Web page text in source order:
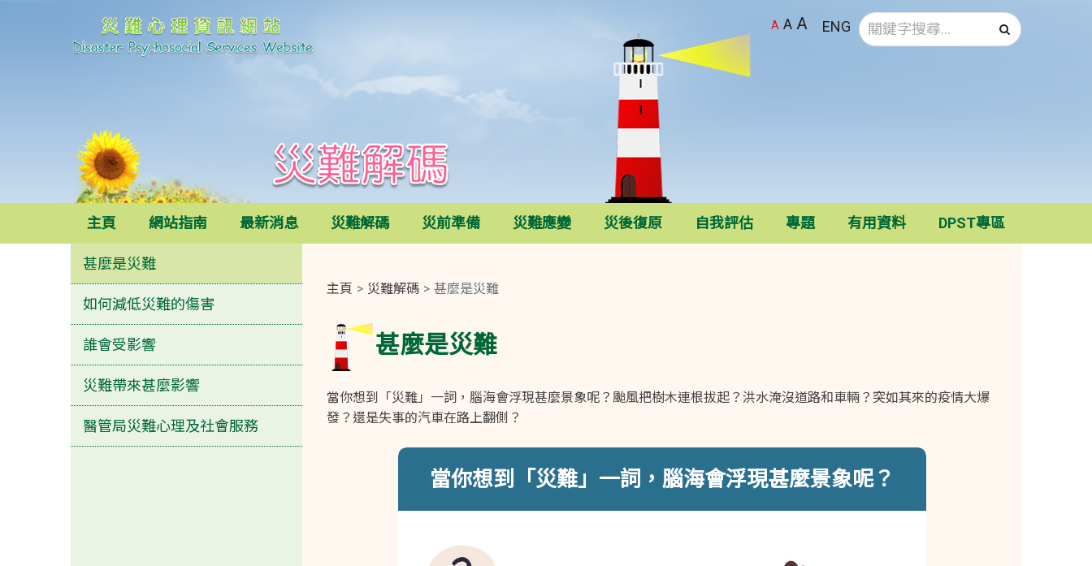
災難心理資訊網站
A A A ENG 確認搜尋
災難解碼
主頁 網站指南 最新消息 災難解碼 災前準備 災難應變 災後復原 自我評估 專題 有用資料 DPST專區
甚麼是災難
如何減低災難的傷害
誰會受影響
災難帶來甚麼影響
醫管局災難心理及社會服務
主頁 災難解碼 甚麼是災難
甚麼是災難
當你想到「災難」一詞，腦海會浮現甚麼景象呢？颱風把樹木連根拔起？洪水淹沒道路和車輛？突如其來的疫情大爆
發？還是失事的汽車在路上翻側？
當你想到「災難」一詞，腦海會浮現甚麼景象呢？